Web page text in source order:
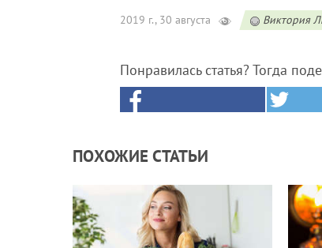
2019 г., 30 августа Виктория
Понравилась статья? Тогда
ПОХОЖИЕ СТАТЬИ